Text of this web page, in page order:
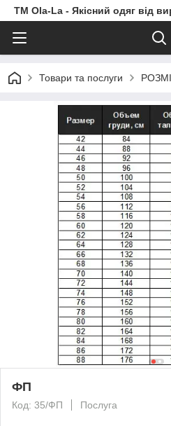
TM Ola-La - Якісний одяг від
Товари та послуги
ФП
Код: 35/ФП Послуга